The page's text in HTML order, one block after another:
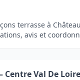
terrasse à
avis et
Val De Loire